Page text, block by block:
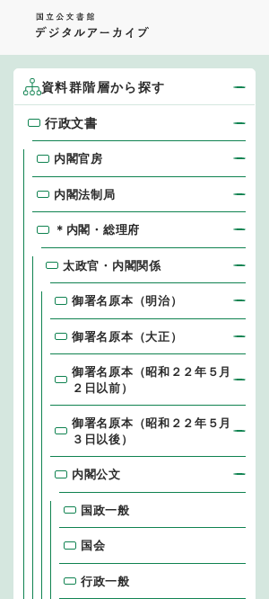
資料群階層から探す
行政文書
行政文書
内閣官房
内閣法制局
＊内閣・総理府
太政官・内閣関係
御署名原本（明治）
御署名原本（大正）
御署名原本（昭和２２年５月
２日以前）
御署名原本（昭和２２年５月
３日以後）
内閣公文
国政一般
国会
行政一般